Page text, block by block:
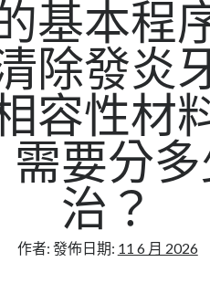
基本程
除發炎
容性材
需要分
治？
作者: 發佈日期: 11 6 月 2026